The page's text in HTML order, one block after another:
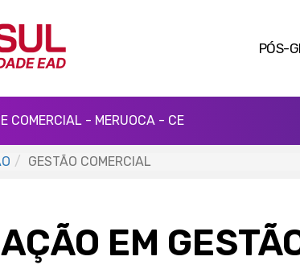
PÓS-
COMERCIAL - MERUOCA - CE
GESTÃO COMERCIAL
EM